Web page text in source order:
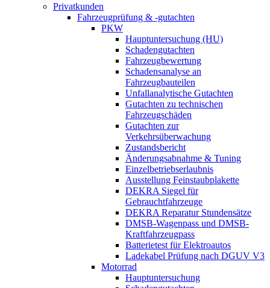
Privatkunden
Fahrzeugprüfung & -gutachten
PKW
Hauptuntersuchung (HU)
Schadengutachten
Fahrzeugbewertung
Schadensanalyse an
Fahrzeugbauteilen
Unfallanalytische Gutachten
Gutachten zu technischen
Fahrzeugschäden
Gutachten zur
Verkehrsüberwachung
Zustandsbericht
Änderungsabnahme & Tuning
Einzelbetriebserlaubnis
Ausstellung Feinstaubplakette
DEKRA Siegel für
Gebrauchtfahrzeuge
DEKRA Reparatur Stundensätze
DMSB-Wagenpass und DMSB-
Kraftfahrzeugpass
Batterietest für Elektroautos
Ladekabel Prüfung nach DGUV V3
Motorrad
Hauptuntersuchung